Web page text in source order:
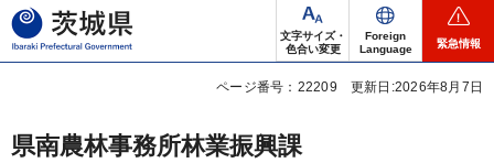
茨城県
文字サイズ・
色合い変更
Foreign
Language
緊急情報
ページ番号：22209 更新日:2026年8月7日
県南農林事務所林業振興課